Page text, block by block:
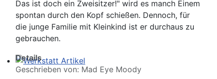
Werkstatt Artikel
Das ist doch ein Zweisitzer!" wird es manch Einem
spontan durch den Kopf schießen. Dennoch, für
die junge Familie mit Kleinkind ist er durchaus zu
gebrauchen.
Details
Geschrieben von: Mad Eye Moody